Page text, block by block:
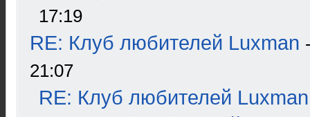
17:19
RE: Клуб любителей Luxman
21:07
RE: Клуб любителей Luxman